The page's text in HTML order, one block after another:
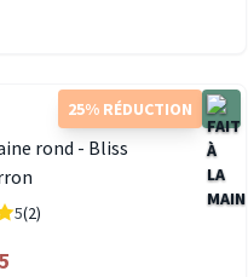
25% RÉDUCTION
rond - Bliss
5(2)